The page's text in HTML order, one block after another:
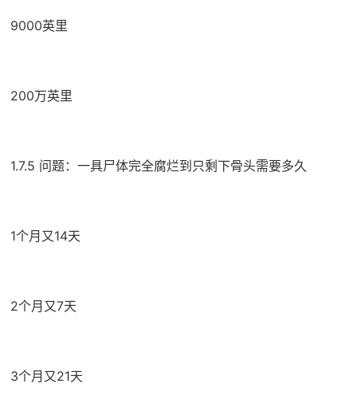
9000英里
200万英里
1.7.5 问题：一具尸体完全腐烂到只剩下骨头需要多久
1个月又14天
2个月又7天
3个月又21天